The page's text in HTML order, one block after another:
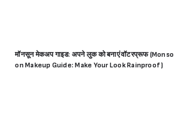
मॉनसून मेकअप गाइड: अपने लुक को बनाएं वॉटरप्रूफ (Monso
on Makeup Guide: Make Your Look Rainproof)